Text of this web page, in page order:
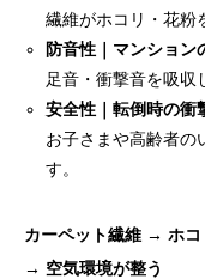
繊維がホコリ・花粉
防音性｜マンション
足音・衝撃音を吸収
安全性｜転倒時の衝
お子さまや高齢者の
す。
カーペット繊維 → ホ
→ 空気環境が整う